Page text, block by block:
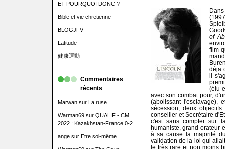
ET POURQUOI DONC ?
Bible et vie chretienne
BLOGJFV
Latitude
健康運動
Commentaires
récents
Marwansur La ruse
Warman69sur QUALIF - CM
2022 : Kazakhstan-France 0-2
angesur Etre soi-même
of
film
déja
il
(élu
avec son combat pour,
(abolissant l'esclavage),
sécession, deux objectifs
conseiller et Secrétaire
c'est sans compter sur
humaniste, grand orateur
à sa cause la majorité
validation de la loi qui
le très rare et non moins